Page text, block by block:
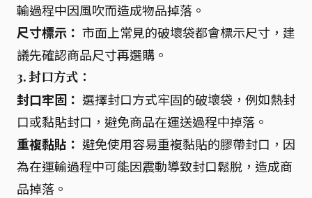
輸過程中因風吹而造成物品掉落。
尺寸標示： 市面上常見的破壞袋都會標示尺寸，建
議先確認商品尺寸再選購。
3. 封口方式：
封口牢固： 選擇封口方式牢固的破壞袋，例如熱封
口或黏貼封口，避免商品在運送過程中掉落。
重複黏貼： 避免使用容易重複黏貼的膠帶封口，因
為在運輸過程中可能因震動導致封口鬆脫，造成商
品掉落。